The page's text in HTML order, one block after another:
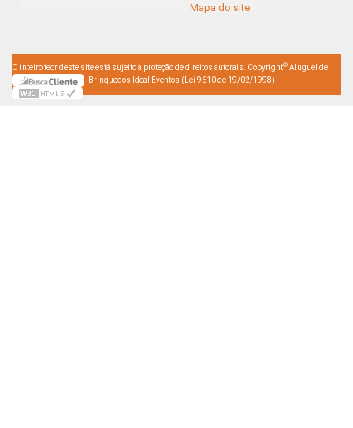
Mapa do site
O inteiro teor deste site está sujeito à proteção de direitos autorais. Copyright© Aluguel de
Brinquedos Ideal Eventos (Lei 9610 de 19/02/1998)